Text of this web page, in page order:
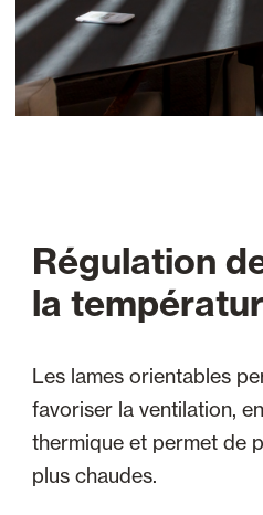
Régulation
la
Les lames orientables
favoriser la ventilation,
thermique et permet de
plus chaudes.